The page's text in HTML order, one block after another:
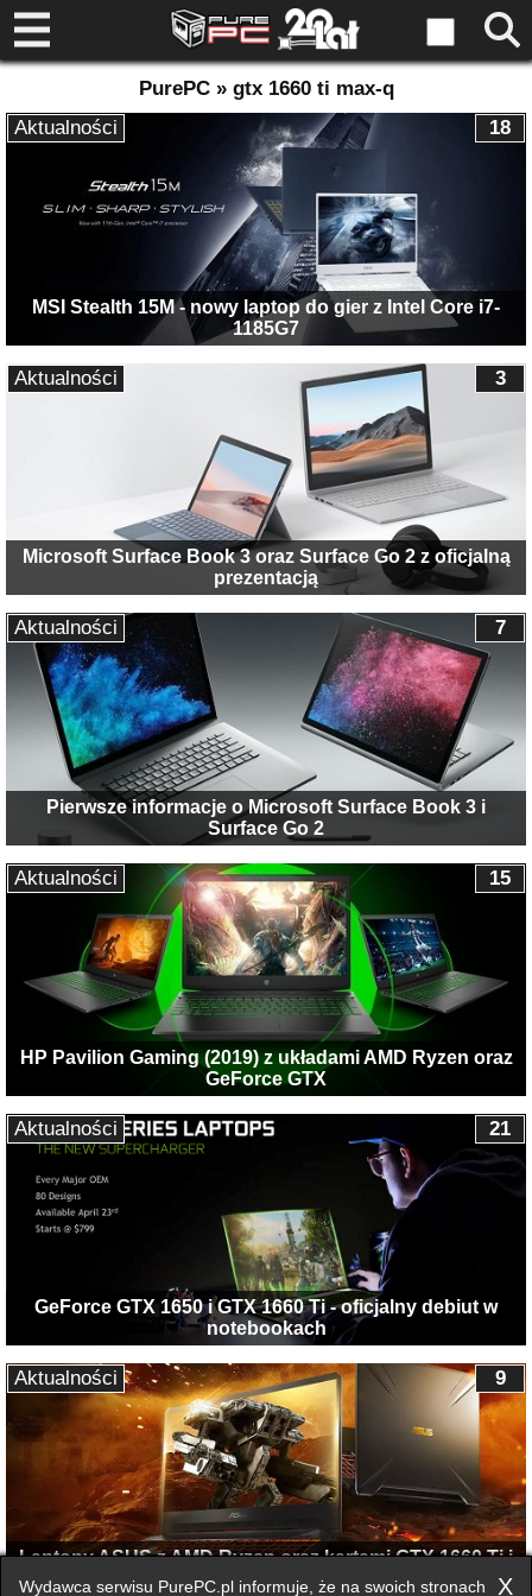
PurePC » gtx 1660 ti max-q
MSI Stealth 15M - nowy laptop do gier z Intel Core i7-
1185G7
18
Aktualności
Microsoft Surface Book 3 oraz Surface Go 2 z oficjalną
prezentacją
3
Aktualności
Pierwsze informacje o Microsoft Surface Book 3 i
Surface Go 2
7
Aktualności
HP Pavilion Gaming (2019) z układami AMD Ryzen oraz
GeForce GTX
15
Aktualności
GeForce GTX 1650 i GTX 1660 Ti - oficjalny debiut w
notebookach
21
Aktualności
Laptopy ASUS z AMD Ryzen oraz kartami GTX 1660 Ti i
RTX 2060
9
Aktualności
X
Wydawca serwisu PurePC.pl informuje, że na swoich stronach